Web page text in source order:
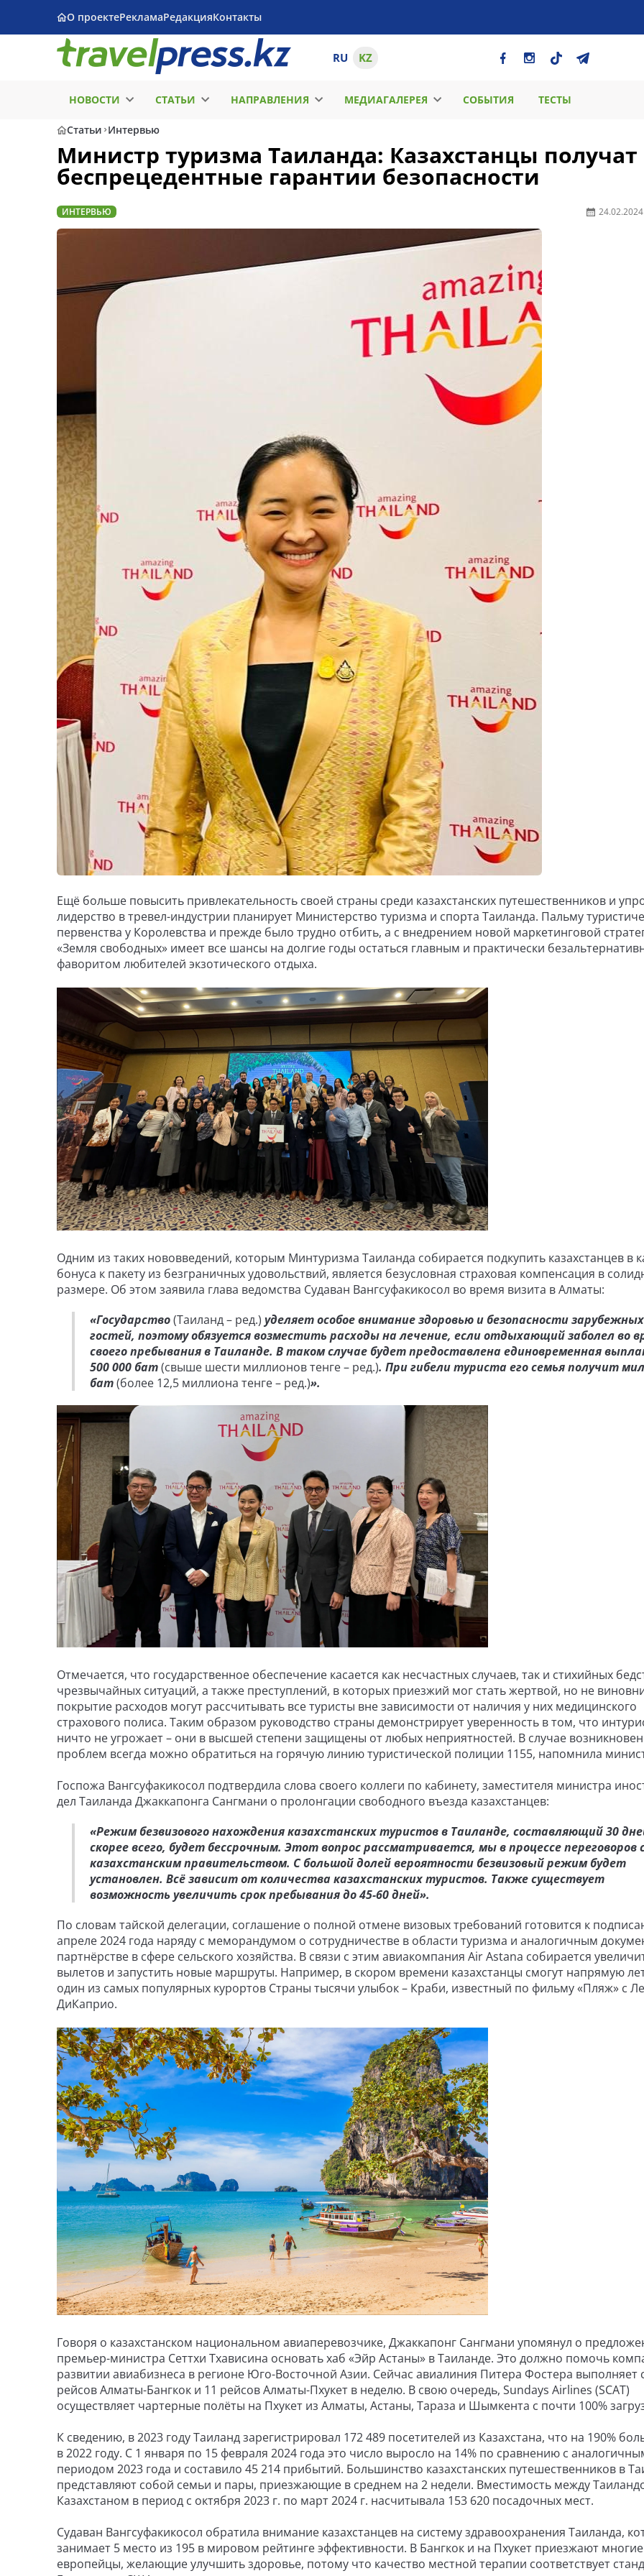
О проектеРекламаРедакцияКонтакты
RU KZ
НОВОСТИ СТАТЬИ НАПРАВЛЕНИЯ МЕДИАГАЛЕРЕЯ СОБЫТИЯ ТЕСТЫ
Статьи Интервью
Министр туризма Таиланда: Казахстанцы получат
беспрецедентные гарантии безопасности
ИНТЕРВЬЮ 24.02.2024
Ещё больше повысить привлекательность своей страны среди казахстанских путешественников и
лидерство в тревел-индустрии планирует Министерство туризма и спорта Таиланда. Пальму
первенства у Королевства и прежде было трудно отбить, а с внедрением новой маркетинговой
«Земля свободных» имеет все шансы на долгие годы остаться главным и практически
фаворитом любителей экзотического отдыха.
Одним из таких нововведений, которым Минтуризма Таиланда собирается подкупить казахстанцев в
бонуса к пакету из безграничных удовольствий, является безусловная страховая компенсация в
размере. Об этом заявила глава ведомства Судаван Вангсуфакикосол во время визита в Алматы:
«Государство(Таиланд – ред.) уделяет особое внимание здоровью и безопасности зарубежных
гостей, поэтому обязуется возместить расходы на лечение, если отдыхающий заболел во
своего пребывания в Таиланде. В таком случае будет предоставлена единовременная
500 000 бат(свыше шести миллионов тенге – ред.). При гибели туриста его семья получит
бат(более 12,5 миллиона тенге – ред.)».
Отмечается, что государственное обеспечение касается как несчастных случаев, так и стихийных
чрезвычайных ситуаций, а также преступлений, в которых приезжий мог стать жертвой, но не
покрытие расходов могут рассчитывать все туристы вне зависимости от наличия у них медицинского
страхового полиса. Таким образом руководство страны демонстрирует уверенность в том, что
ничто не угрожает – они в высшей степени защищены от любых неприятностей. В случае
проблем всегда можно обратиться на горячую линию туристической полиции 1155, напомнила
Госпожа Вангсуфакикосол подтвердила слова своего коллеги по кабинету, заместителя министра
дел Таиланда Джаккапонга Сангмани о пролонгации свободного въезда казахстанцев:
«Режим безвизового нахождения казахстанских туристов в Таиланде, составляющий 30
скорее всего, будет бессрочным. Этот вопрос рассматривается, мы в процессе переговоров
казахстанским правительством. С большой долей вероятности безвизовый режим будет
установлен. Всё зависит от количества казахстанских туристов. Также существует
возможность увеличить срок пребывания до 45-60 дней».
По словам тайской делегации, соглашение о полной отмене визовых требований готовится к
апреле 2024 года наряду с меморандумом о сотрудничестве в области туризма и аналогичным
партнёрстве в сфере сельского хозяйства. В связи с этим авиакомпания Air Astana собирается
вылетов и запустить новые маршруты. Например, в скором времени казахстанцы смогут напрямую
один из самых популярных курортов Страны тысячи улыбок – Краби, известный по фильму «Пляж» с
ДиКаприо.
Говоря о казахстанском национальном авиаперевозчике, Джаккапонг Сангмани упомянул о
премьер-министра Сеттхи Тхависина основать хаб «Эйр Астаны» в Таиланде. Это должно помочь
развитии авиабизнеса в регионе Юго-Восточной Азии. Сейчас авиалиния Питера Фостера выполняет
рейсов Алматы-Бангкок и 11 рейсов Алматы-Пхукет в неделю. В свою очередь, Sundays Airlines (SCAT)
осуществляет чартерные полёты на Пхукет из Алматы, Астаны, Тараза и Шымкента с почти 100%
К сведению, в 2023 году Таиланд зарегистрировал 172 489 посетителей из Казахстана, что на 190%
в 2022 году. С 1 января по 15 февраля 2024 года это число выросло на 14% по сравнению с
периодом 2023 года и составило 45 214 прибытий. Большинство казахстанских путешественников в
представляют собой семьи и пары, приезжающие в среднем на 2 недели. Вместимость между
Казахстаном в период с октября 2023 г. по март 2024 г. насчитывала 153 620 посадочных мест.
Судаван Вангсуфакикосол обратила внимание казахстанцев на систему здравоохранения Таиланда,
занимает 5 место из 195 в мировом рейтинге эффективности. В Бангкок и на Пхукет приезжают многие
европейцы, желающие улучшить здоровье, потому что качество местной терапии соответствует